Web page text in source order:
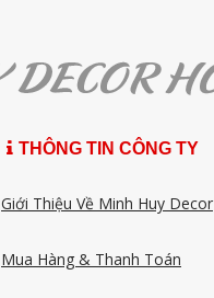
THÔNG TIN CÔNG TY
Giới Thiệu Về Minh Huy Decor
Mua Hàng & Thanh Toán